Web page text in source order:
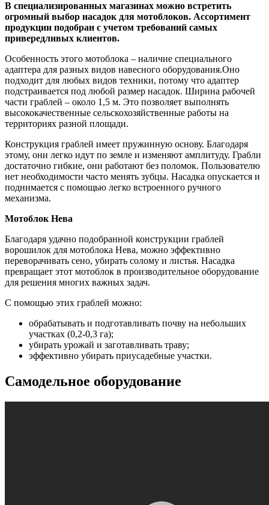
В специализированных магазинах можно встретить
огромный выбор насадок для мотоблоков. Ассортимент
продукции подобран с учетом требований самых
привередливых клиентов.
Особенность этого мотоблока – наличие специального
адаптера для разных видов навесного оборудования.Оно
подходит для любых видов техники, потому что адаптер
подстраивается под любой размер насадок. Ширина рабочей
части граблей – около 1,5 м. Это позволяет выполнять
высококачественные сельскохозяйственные работы на
территориях разной площади.
Конструкция граблей имеет пружинную основу. Благодаря
этому, они легко идут по земле и изменяют амплитуду. Грабли
достаточно гибкие, они работают без поломок. Пользователю
нет необходимости часто менять зубцы. Насадка опускается и
поднимается с помощью легко встроенного ручного
механизма.
Мотоблок Нева
Благодаря удачно подобранной конструкции граблей
ворошилок для мотоблока Нева, можно эффективно
переворачивать сено, убирать солому и листья. Насадка
превращает этот мотоблок в производительное оборудование
для решения многих важных задач.
С помощью этих граблей можно:
обрабатывать и подготавливать почву на небольших
участках (0,2-0,3 га);
убирать урожай и заготавливать траву;
эффективно убирать приусадебные участки.
Самодельное оборудование